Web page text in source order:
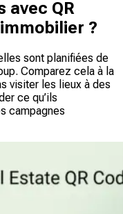
avec QR
?
sont planifiées de
Comparez cela à la
visiter les lieux à des
ce qu’ils
campagnes